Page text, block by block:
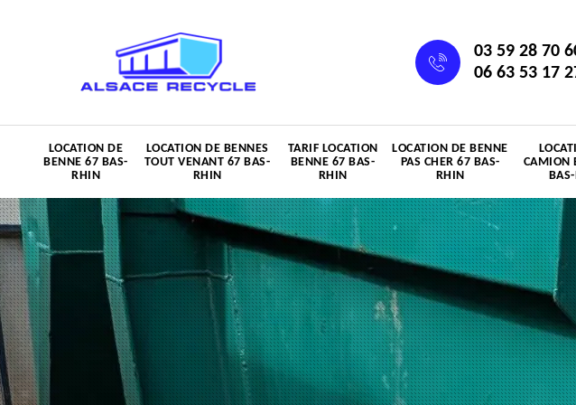
03 59 28 70
06 63 53 17
LOCATION DE
BENNE 67 BAS-
RHIN
LOCATION DE BENNES
TOUT VENANT 67 BAS-
RHIN
TARIF LOCATION
BENNE 67 BAS-
RHIN
LOCATION DE BENNE
PAS CHER 67 BAS-
RHIN
CAMION